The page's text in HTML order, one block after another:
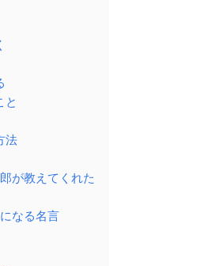
と
法
が教えてくれた
なる名言